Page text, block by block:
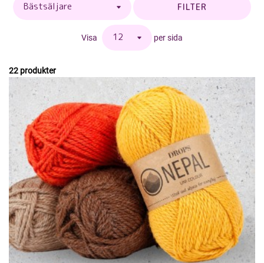
FILTER
Visa per sida
22 produkter